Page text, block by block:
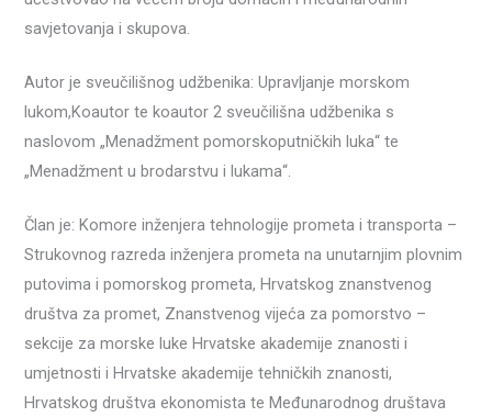
savjetovanja i skupova.
Autor je sveučilišnog udžbenika: Upravljanje morskom
lukom,Koautor te koautor 2 sveučilišna udžbenika s
naslovom „Menadžment pomorskoputničkih luka“ te
„Menadžment u brodarstvu i lukama“.
Član je: Komore inženjera tehnologije prometa i transporta –
Strukovnog razreda inženjera prometa na unutarnjim plovnim
putovima i pomorskog prometa, Hrvatskog znanstvenog
društva za promet, Znanstvenog vijeća za pomorstvo –
sekcije za morske luke Hrvatske akademije znanosti i
umjetnosti i Hrvatske akademije tehničkih znanosti,
Hrvatskog društva ekonomista te Međunarodnog društava